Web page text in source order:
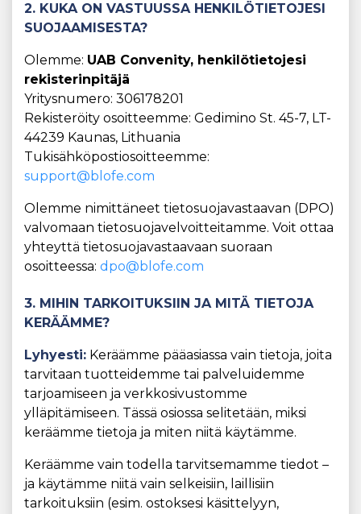
2. KUKA ON VASTUUSSA HENKILÖTIETOJESI
SUOJAAMISESTA?
Olemme: UAB Convenity, henkilötietojesi
rekisterinpitäjä
Yritysnumero: 306178201
Rekisteröity osoitteemme: Gedimino St. 45-7, LT-
44239 Kaunas, Lithuania
Tukisähköpostiosoitteemme:
support@blofe.com
Olemme nimittäneet tietosuojavastaavan (DPO)
valvomaan tietosuojavelvoitteitamme. Voit ottaa
yhteyttä tietosuojavastaavaan suoraan
osoitteessa: dpo@blofe.com
3. MIHIN TARKOITUKSIIN JA MITÄ TIETOJA
KERÄÄMME?
Lyhyesti: Keräämme pääasiassa vain tietoja, joita
tarvitaan tuotteidemme tai palveluidemme
tarjoamiseen ja verkkosivustomme
ylläpitämiseen. Tässä osiossa selitetään, miksi
keräämme tietoja ja miten niitä käytämme.
Keräämme vain todella tarvitsemamme tiedot –
ja käytämme niitä vain selkeisiin, laillisiin
tarkoituksiin (esim. ostoksesi käsittelyyn,